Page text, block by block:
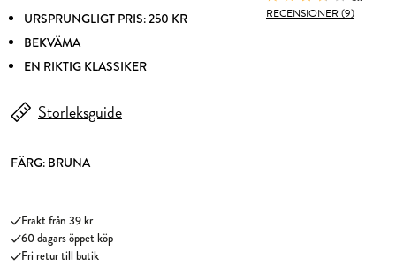
URSPRUNGLIGT PRIS: 250 KR
BEKVÄMA
EN RIKTIG KLASSIKER
RECENSIONER (9)
Storleksguide
FÄRG: BRUNA
Frakt från 39 kr
60 dagars öppet köp
Fri retur till butik